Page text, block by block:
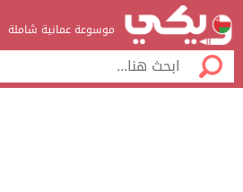
موسوعة عمانية شاملة